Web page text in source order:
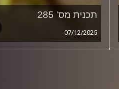
תכנית מס' 285
07/12/2025